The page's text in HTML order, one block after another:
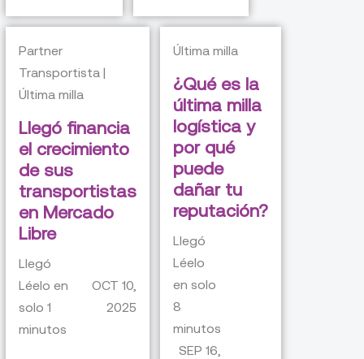
Partner
Transportista |
Última milla
Llegó financia
el crecimiento
de sus
transportistas
en Mercado
Libre
Llegó
Léelo en
solo 1
minutos
OCT 10,
2025
Última milla
¿Qué es la
última milla
logística y
por qué
puede
dañar tu
reputación?
Llegó
Léelo
en solo
8
minutos
SEP 16,